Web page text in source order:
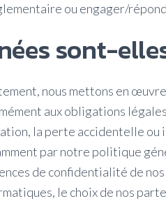
ou engager/
sont-
nous mettons en
aux obligations
la perte accidentelle
par notre politique
de confidentialité de
le choix de nos